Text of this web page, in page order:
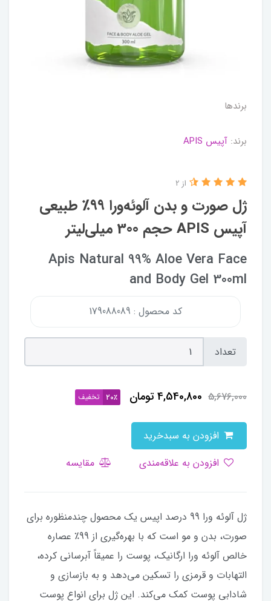
برندها
برند: آپیس APIS
ژل صورت و بدن آلوئه‌ورا ۹۹٪ طبیعی
آپیس APIS حجم 300 میلی‌لیتر
از 2
Apis Natural 99% Aloe Vera Face
and Body Gel 300ml
کد محصول : 179088089
تعداد
5,676,000
4,540,800تومان 20٪ تخفیف
مقایسه
ژل آلوئه ورا 99 درصد اپیس یک محصول چندمنظوره برای
صورت، بدن و مو است که با بهره‌گیری از 99٪ عصاره
خالص آلوئه ورا ارگانیک، پوست را عمیقاً آبرسانی کرده،
التهابات و قرمزی را تسکین می‌دهد و به بازسازی و
شادابی پوست کمک می‌کند. این ژل برای انواع پوست